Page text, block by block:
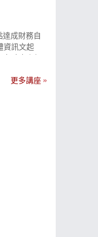
成財務自
資訊文起
臉書上經
系統篩選出
更多講座